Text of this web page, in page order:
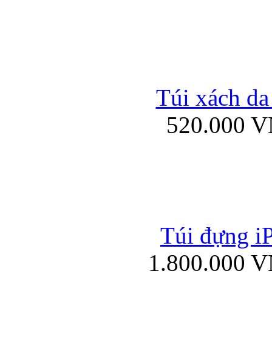
Bao da iPad
Túi xách da
Túi xách
520.000
Túi đựng
1.800.000